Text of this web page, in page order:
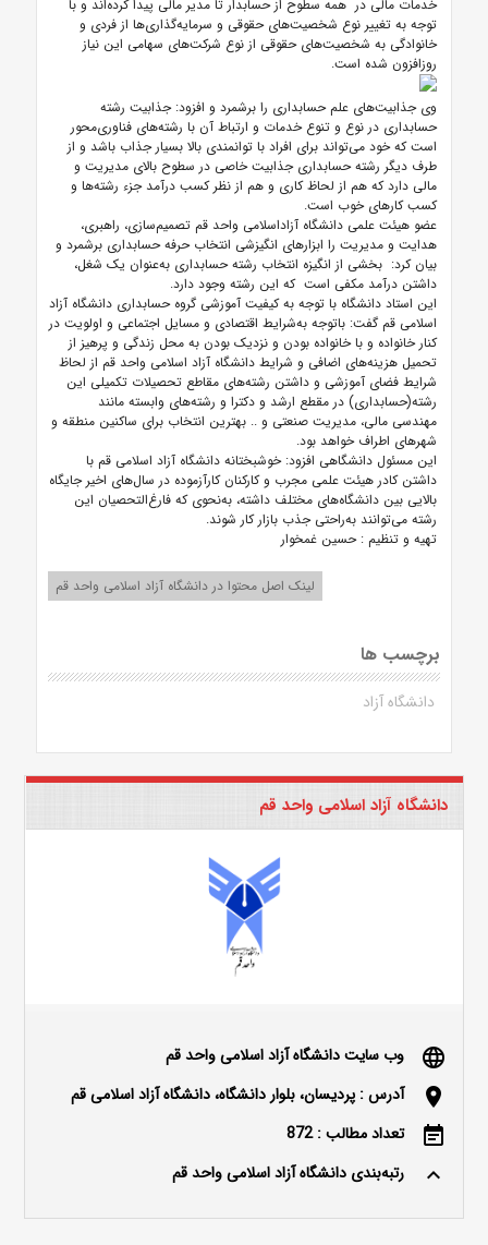
خدمات مالی در همه سطوح از حسابدار تا مدیر مالی پیدا کرده‌اند و با
توجه به تغییر نوع شخصیت‌های حقوقی و سرمایه‌گذاری‌ها از فردی و
خانوادگی به شخصیت‌های حقوقی از نوع شرکت‌های سهامی این نیاز
روز‌افزون شده است.
وی جذابیت‌های علم حسابداری را برشمرد و افزود: جذابیت رشته
حسابداری در نوع و تنوع خدمات و ارتباط آن با رشته‌های فناوری‌محور
است که خود می‌تواند برای افراد با توانمندی بالا بسیار جذاب باشد و از
طرف دیگر رشته حسابداری جذابیت خاصی در سطوح بالای مدیریت و
مالی دارد که هم از لحاظ کاری و هم از نظر کسب درآمد جزء رشته‌ها و
کسب کارهای خوب است.
عضو هیئت علمی دانشگاه آزاداسلامی واحد قم تصمیم‌سازی، راهبری،
هدایت و مدیریت را ابزار‌های انگیزشی انتخاب حرفه حسابداری برشمرد و
بیان کرد: بخشی از انگیزه انتخاب رشته حسابداری به‌عنوان یک شغل،
داشتن درآمد مکفی است که این رشته وجود دارد.
این استاد دانشگاه با توجه به کیفیت آموزشی گروه حسابداری دانشگاه آزاد
اسلامی قم گفت: باتوجه به‌شرایط اقتصادی و مسایل اجتماعی و اولویت در
کنار خانواده و با خانواده بودن و نزدیک بودن به محل زندگی و پرهیز از
تحمیل هزینه‌های اضافی و شرایط دانشگاه آزاد اسلامی واحد قم از لحاظ
شرایط فضای آموزشی و داشتن رشته‌های مقاطع تحصیلات تکمیلی این
رشته(حسابداری) در مقطع ارشد و دکترا و رشته‌های وابسته مانند
مهندسی مالی، مدیریت صنعتی و .. بهترین انتخاب برای ساکنین منطقه و
شهر‌های اطراف خواهد بود.
این مسئول دانشگاهی افزود: خوشبختانه دانشگاه آزاد اسلامی قم با
داشتن کادر هیئت علمی مجرب و کارکنان کار‌آزموده در سال‌های اخیر جایگاه
بالایی بین دانشگاه‌های مختلف داشته، به‌نحوی که فارغ‌التحصیان این
رشته می‌توانند به‌راحتی جذب بازار کار شوند.
تهیه و تنظیم : حسین غمخوار
لینک اصل محتوا در دانشگاه آزاد اسلامی واحد قم
برچسب ها
دانشگاه آزاد
دانشگاه آزاد اسلامی واحد قم
language وب سایت دانشگاه آزاد اسلامی واحد قم
location_on آدرس : پردیسان، بلوار دانشگاه، دانشگاه آزاد اسلامی قم
event_note تعداد مطالب : 872
keyboard_arrow_up رتبه‌بندی دانشگاه آزاد اسلامی واحد قم